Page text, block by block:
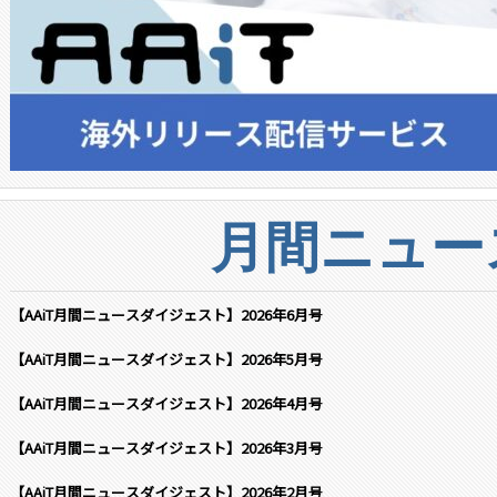
月間ニュ
【AAiT月間ニュースダイジェスト】2026年6月号
【AAiT月間ニュースダイジェスト】2026年5月号
【AAiT月間ニュースダイジェスト】2026年4月号
【AAiT月間ニュースダイジェスト】2026年3月号
【AAiT月間ニュースダイジェスト】2026年2月号